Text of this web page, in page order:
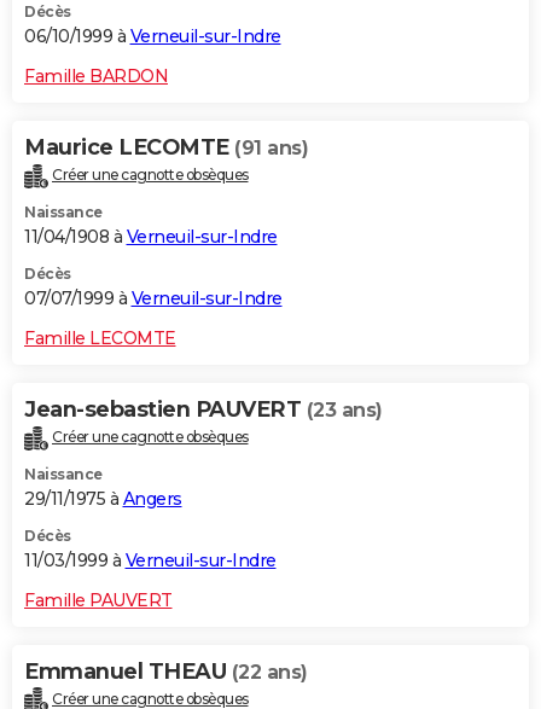
Décès
06/10/1999 à Verneuil-sur-Indre
Famille BARDON
Maurice LECOMTE (91 ans)
Créer une cagnotte obsèques
Naissance
11/04/1908 à Verneuil-sur-Indre
Décès
07/07/1999 à Verneuil-sur-Indre
Famille LECOMTE
Jean-sebastien PAUVERT (23 ans)
Créer une cagnotte obsèques
Naissance
29/11/1975 à Angers
Décès
11/03/1999 à Verneuil-sur-Indre
Famille PAUVERT
Emmanuel THEAU (22 ans)
Créer une cagnotte obsèques